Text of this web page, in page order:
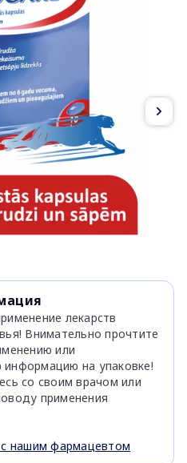
лекарств
Внимательно прочтите
или
на упаковке!
со своим врачом или
применения
с нашим фармацевтом